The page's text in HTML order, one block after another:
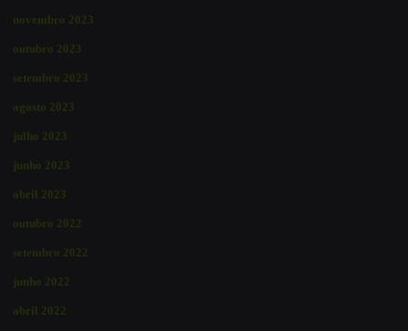
novembro 2023
outubro 2023
setembro 2023
agosto 2023
julho 2023
junho 2023
abril 2023
outubro 2022
setembro 2022
junho 2022
abril 2022